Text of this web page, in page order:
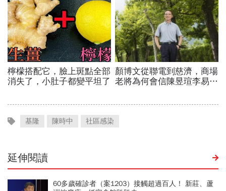
基隆 陳時中 社區感染
延伸閱讀
60多歲確診者（案1203）接觸超過百人！ 新莊、蘆